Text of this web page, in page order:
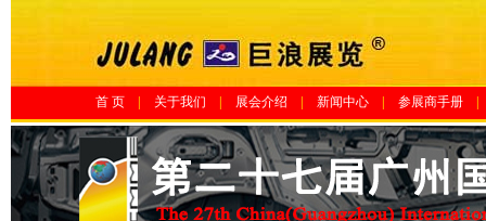
首 页 关于我们 展会介绍 新闻中心 参展商手册|